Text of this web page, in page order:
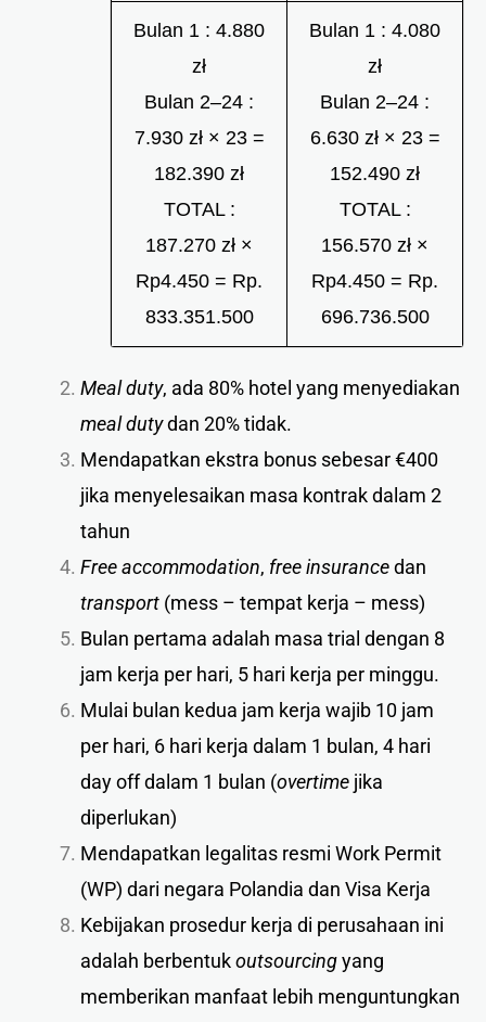
Bulan 1 : 4.880
zł
Bulan 2–24 :
7.930 zł × 23 =
182.390 zł
TOTAL :
187.270 zł ×
Rp4.450 = Rp.
833.351.500
Bulan 1 : 4.080
zł
Bulan 2–24 :
6.630 zł × 23 =
152.490 zł
TOTAL :
156.570 zł ×
Rp4.450 = Rp.
696.736.500
Meal duty, ada 80% hotel yang menyediakan
meal dutydan 20% tidak.
Mendapatkan ekstra bonus sebesar €400
jika menyelesaikan masa kontrak dalam 2
tahun
Free accommodation, free insurancedan
transport (mess – tempat kerja – mess)
Bulan pertama adalah masa trial dengan 8
jam kerja per hari, 5 hari kerja per minggu.
Mulai bulan kedua jam kerja wajib 10 jam
per hari, 6 hari kerja dalam 1 bulan, 4 hari
day off dalam 1 bulan (overtime jika
diperlukan)
Mendapatkan legalitas resmi Work Permit
(WP) dari negara Polandia dan Visa Kerja
Kebijakan prosedur kerja di perusahaan ini
adalah berbentukoutsourcingyang
memberikan manfaat lebih menguntungkan